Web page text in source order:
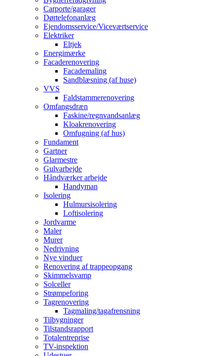
Carporte/garager
Dørtelefonanlæg
Ejendomsservice/Viceværtservice
Elektriker
Eltjek
Energimærke
Facaderenovering
Facademaling
Sandblæsning (af huse)
VVS
Faldstammerenovering
Omfangsdræn
Faskine/regnvandsanlæg
Kloakrenovering
Omfugning (af hus)
Fundament
Gartner
Glarmestre
Gulvarbejde
Håndværker arbejde
Handyman
Isolering
Hulmursisolering
Loftisolering
Jordvarme
Maler
Murer
Nedrivning
Nye vinduer
Renovering af trappeopgang
Skimmelsvamp
Solceller
Strømpeforing
Tagrenovering
Tagmaling/tagafrensning
Tilbygninger
Tilstandsrapport
Totalentreprise
TV-inspektion